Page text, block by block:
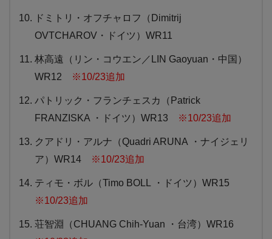
ドミトリ・オフチャロフ（Dimitrij
OVTCHAROV・ドイツ）WR11
林高遠（リン・コウエン／LIN Gaoyuan・中国）
WR12
※10/23追加
パトリック・フランチェスカ（Patrick
FRANZISKA ・ドイツ）WR13
※10/23追加
クアドリ・アルナ（Quadri ARUNA ・ナイジェリ
ア）WR14
※10/23追加
ティモ・ボル（Timo BOLL ・ドイツ）WR15
※10/23追加
荘智淵（CHUANG Chih-Yuan ・台湾）WR16